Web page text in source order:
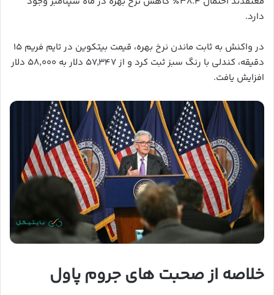
دارد.
در واکنش به ثابت ماندن نرخ بهره، قیمت بیتکوین در تایم فریم ۱۵
دقیقه، کندلی با رنگ سبز ثبت کرد و از ۵۷٬۳۴۷ دلار به ۵۸٬۰۰۰ دلار
افزایش یافت.
خلاصه از صحبت های جروم پاول